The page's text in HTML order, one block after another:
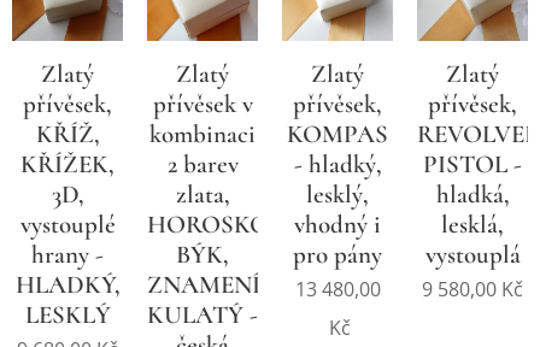
Zlatý
přívěsek,
KŘÍŽ,
KŘÍŽEK,
3D,
vystouplé
hrany -
HLADKÝ,
LESKLÝ
Zlatý
přívěsek v
kombinaci
2 barev
zlata,
HOROSKOP
BÝK,
ZNAMENÍ,
KULATÝ -
Zlatý
přívěsek,
KOMPAS
- hladký,
lesklý,
vhodný i
pro pány
13 480,00
Kč
Zlatý
přívěsek,
PISTOL -
hladká,
lesklá,
vystouplá
9 580,00 Kč